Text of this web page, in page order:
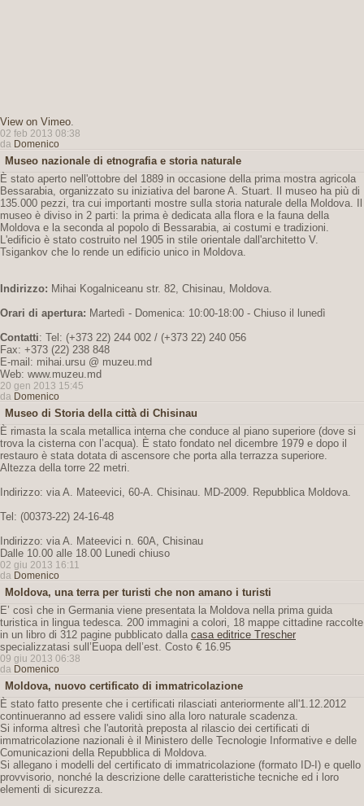
View on Vimeo.
02 feb 2013 08:38
da Domenico
Museo nazionale di etnografia e storia naturale
È stato aperto nell'ottobre del 1889 in occasione della prima mostra agricola
Bessarabia, organizzato su iniziativa del barone A. Stuart. Il museo ha più di
135.000 pezzi, tra cui importanti mostre sulla storia naturale della Moldova. Il
museo è diviso in 2 parti: la prima è dedicata alla flora e la fauna della
Moldova e la seconda al popolo di Bessarabia, ai costumi e tradizioni.
L'edificio è stato costruito nel 1905 in stile orientale dall'architetto V.
Tsigankov che lo rende un edificio unico in Moldova.
Indirizzo: Mihai Kogalniceanu str. 82, Chisinau, Moldova.
Orari di apertura: Martedì - Domenica: 10:00-18:00 - Chiuso il lunedì
Contatti: Tel: (+373 22) 244 002 / (+373 22) 240 056
Fax: +373 (22) 238 848
E-mail: mihai.ursu @ muzeu.md
Web: www.muzeu.md
20 gen 2013 15:45
da Domenico
Museo di Storia della città di Chisinau
È rimasta la scala metallica interna che conduce al piano superiore (dove si
trova la cisterna con l’acqua). È stato fondato nel dicembre 1979 e dopo il
restauro è stata dotata di ascensore che porta alla terrazza superiore.
Altezza della torre 22 metri.
Indirizzo: via A. Mateevici, 60-A. Chisinau. MD-2009. Repubblica Moldova.
Tel: (00373-22) 24-16-48
Indirizzo: via A. Mateevici n. 60A, Chisinau
Dalle 10.00 alle 18.00 Lunedi chiuso
02 giu 2013 16:11
da Domenico
Moldova, una terra per turisti che non amano i turisti
E’ così che in Germania viene presentata la Moldova nella prima guida
turistica in lingua tedesca. 200 immagini a colori, 18 mappe cittadine raccolte
in un libro di 312 pagine pubblicato dalla casa editrice Trescher
specializzatasi sull’Euopa dell’est. Costo € 16.95
09 giu 2013 06:38
da Domenico
Moldova, nuovo certificato di immatricolazione
È stato fatto presente che i certificati rilasciati anteriormente all'1.12.2012
continueranno ad essere validi sino alla loro naturale scadenza.
Si informa altresì che l'autorità preposta al rilascio dei certificati di
immatricolazione nazionali è il Ministero delle Tecnologie Informative e delle
Comunicazioni della Repubblica di Moldova.
Si allegano i modelli del certificato di immatricolazione (formato ID-I) e quello
provvisorio, nonché la descrizione delle caratteristiche tecniche ed i loro
elementi di sicurezza.